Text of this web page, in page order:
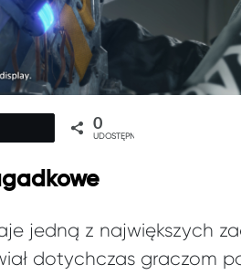
0
UDOSTĘPNIEŃ
jedną z największych
dotychczas graczom